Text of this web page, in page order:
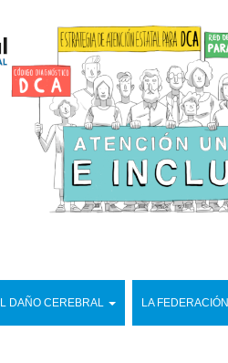
DAÑO CEREBRAL LA FEDERACIÓN